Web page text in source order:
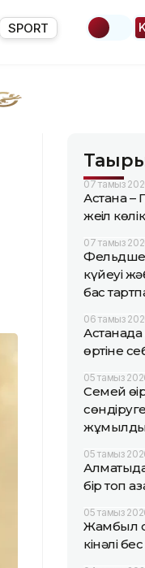
SPORT
07 тамыз
Астана –
жеңіл
07 тамыз
күйеуі
бас
06 тамыз
Астанада
өртіне
05 тамыз
Семей
05 тамыз
бір топ
05 тамыз
Жамбыл
кінәлі